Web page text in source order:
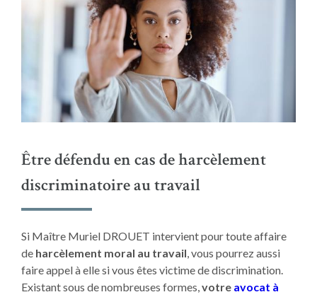
Être défendu en cas de harcèlement
discriminatoire au travail
Si Maître Muriel DROUET intervient pour toute affaire
de harcèlement moral au travail, vous pourrez aussi
faire appel à elle si vous êtes victime de discrimination.
Existant sous de nombreuses formes,votre avocat à